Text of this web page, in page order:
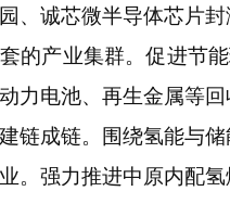
、诚芯微半导体芯片
的产业集群。促进节
力电池、再生金属等
成链。围绕氢能与储
。强力推进中原内配